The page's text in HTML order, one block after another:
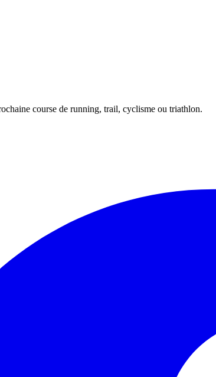
course de running, trail, cyclisme ou triathlon.